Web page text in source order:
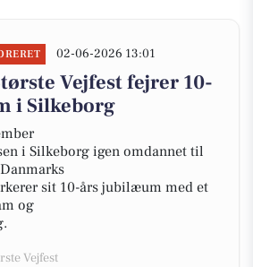
02-06-2026 13:01
Vejfest fejrer 10-
i Silkeborg
i Silkeborg igen omdannet til
sit 10-års jubilæum med et
og
Vejfest